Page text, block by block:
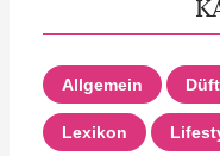
Allgemein
Lexikon